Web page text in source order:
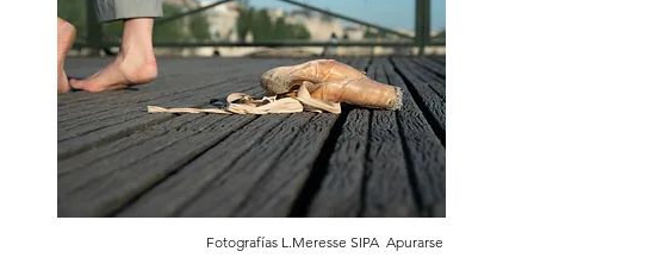
Fotografías L.Meresse SIPA Apurarse